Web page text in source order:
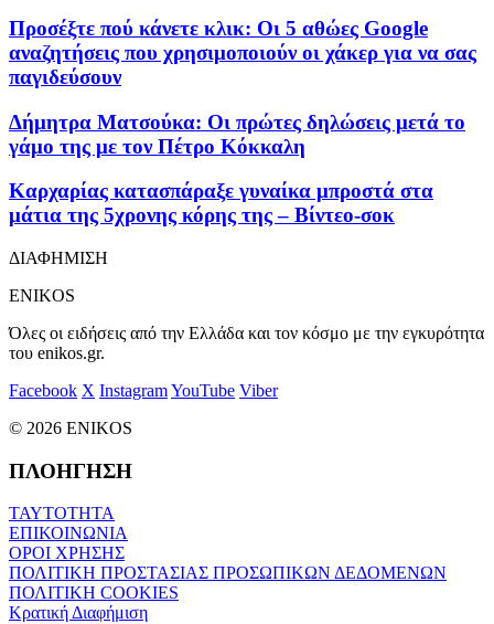
Προσέξτε πού κάνετε κλικ: Οι 5 αθώες Google
αναζητήσεις που χρησιμοποιούν οι χάκερ για να σας
παγιδεύσουν
Δήμητρα Ματσούκα: Οι πρώτες δηλώσεις μετά το
γάμο της με τον Πέτρο Κόκκαλη
Καρχαρίας κατασπάραξε γυναίκα μπροστά στα
μάτια της 5χρονης κόρης της – Βίντεο-σοκ
ΔΙΑΦΗΜΙΣΗ
ENIKOS
Όλες οι ειδήσεις από την Ελλάδα και τον κόσμο με την εγκυρότητα
του enikos.gr.
Facebook X InstagramYouTube Viber
© 2026 ENIKOS
ΠΛΟΗΓΗΣΗ
ΤΑΥΤΟΤΗΤΑ
ΕΠΙΚΟΙΝΩΝΙΑ
ΟΡΟΙ ΧΡΗΣΗΣ
ΠΟΛΙΤΙΚΗ ΠΡΟΣΤΑΣΙΑΣ ΠΡΟΣΩΠΙΚΩΝ ΔΕΔΟΜΕΝΩΝ
ΠΟΛΙΤΙΚΗ COOKIES
Κρατική Διαφήμιση